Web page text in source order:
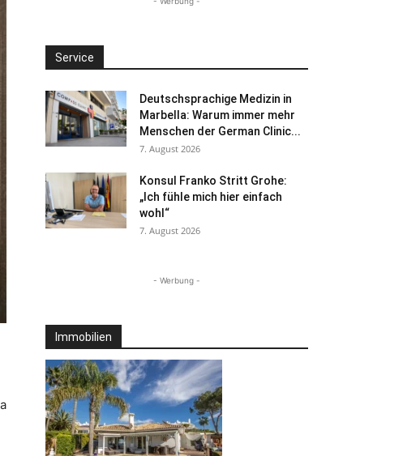
Service
Deutschsprachige Medizin in
Marbella: Warum immer mehr
Menschen der German Clinic...
7. August 2026
Konsul Franko Stritt Grohe:
„Ich fühle mich hier einfach
wohl“
7. August 2026
- Werbung -
Immobilien